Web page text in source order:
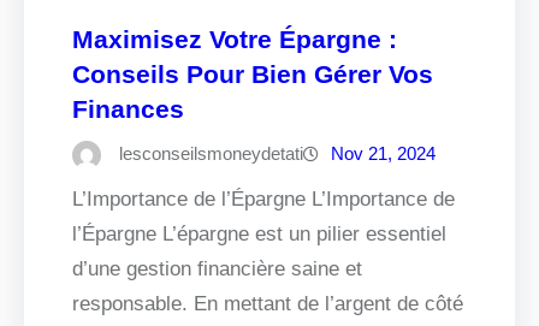
Maximisez Votre Épargne :
Conseils Pour Bien Gérer Vos
Finances
lesconseilsmoneydetati Nov 21, 2024
L’Importance de l’Épargne L’Importance de
l’Épargne L’épargne est un pilier essentiel
d’une gestion financière saine et
responsable. En mettant de l’argent de côté